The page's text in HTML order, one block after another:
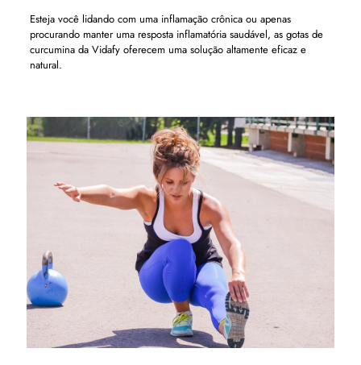
Esteja você lidando com uma inflamação crônica ou apenas
procurando manter uma resposta inflamatória saudável, as gotas de
curcumina da Vidafy oferecem uma solução altamente eficaz e
natural.